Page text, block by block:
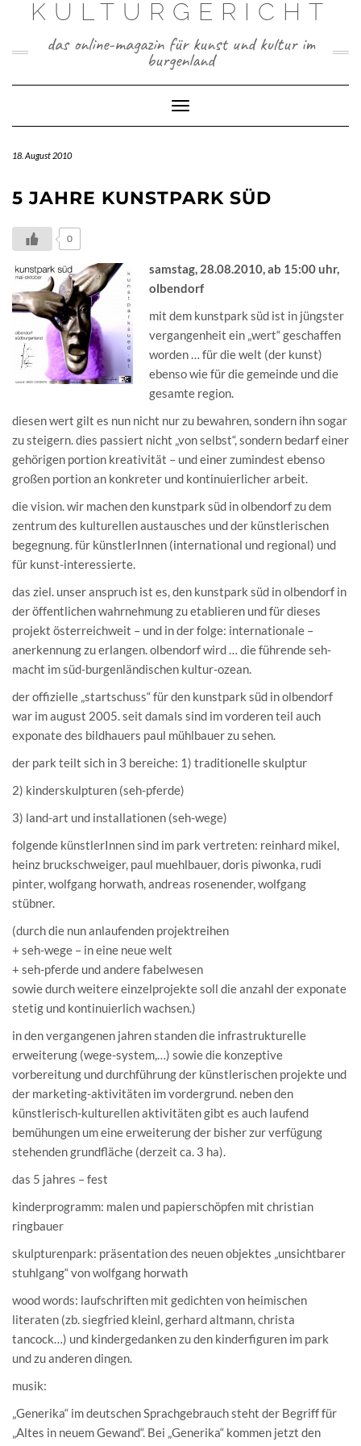
KULTURGERICHT
das online-magazin für kunst und kultur im
burgenland
Toggle
Navigation
18. August 2010
5 JAHRE KUNSTPARK SÜD
0
samstag, 28.08.2010, ab 15:00 uhr,
olbendorf
mit dem kunstpark süd ist in jüngster
vergangenheit ein „wert“ geschaffen
worden … für die welt (der kunst)
ebenso wie für die gemeinde und die
gesamte region.
diesen wert gilt es nun nicht nur zu bewahren, sondern ihn sogar
zu steigern. dies passiert nicht „von selbst“, sondern bedarf einer
gehörigen portion kreativität – und einer zumindest ebenso
großen portion an konkreter und kontinuierlicher arbeit.
die vision. wir machen den kunstpark süd in olbendorf zu dem
zentrum des kulturellen austausches und der künstlerischen
begegnung. für künstlerInnen (international und regional) und
für kunst-interessierte.
das ziel. unser anspruch ist es, den kunstpark süd in olbendorf in
der öffentlichen wahrnehmung zu etablieren und für dieses
projekt österreichweit – und in der folge: internationale –
anerkennung zu erlangen. olbendorf wird … die führende seh-
macht im süd-burgenländischen kultur-ozean.
der offizielle „startschuss“ für den kunstpark süd in olbendorf
war im august 2005. seit damals sind im vorderen teil auch
exponate des bildhauers paul mühlbauer zu sehen.
der park teilt sich in 3 bereiche: 1) traditionelle skulptur
2) kinderskulpturen (seh-pferde)
3) land-art und installationen (seh-wege)
folgende künstlerInnen sind im park vertreten: reinhard mikel,
heinz bruckschweiger, paul muehlbauer, doris piwonka, rudi
pinter, wolfgang horwath, andreas rosenender, wolfgang
stübner.
(durch die nun anlaufenden projektreihen
+ seh-wege – in eine neue welt
+ seh-pferde und andere fabelwesen
sowie durch weitere einzelprojekte soll die anzahl der exponate
stetig und kontinuierlich wachsen.)
in den vergangenen jahren standen die infrastrukturelle
erweiterung (wege-system,…) sowie die konzeptive
vorbereitung und durchführung der künstlerischen projekte und
der marketing-aktivitäten im vordergrund. neben den
künstlerisch-kulturellen aktivitäten gibt es auch laufend
bemühungen um eine erweiterung der bisher zur verfügung
stehenden grundfläche (derzeit ca. 3 ha).
das 5 jahres – fest
kinderprogramm: malen und papierschöpfen mit christian
ringbauer
skulpturenpark: präsentation des neuen objektes „unsichtbarer
stuhlgang“ von wolfgang horwath
wood words: laufschriften mit gedichten von heimischen
literaten (zb. siegfried kleinl, gerhard altmann, christa
tancock…) und kindergedanken zu den kinderfiguren im park
und zu anderen dingen.
musik:
„Generika“ im deutschen Sprachgebrauch steht der Begriff für
„Altes in neuem Gewand“. Bei „Generika“ kommen jetzt den